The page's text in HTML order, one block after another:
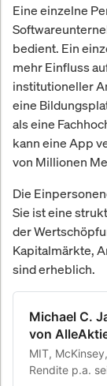
Eine einzelne
bedient. Ein
mehr Einfluss
institutioneller
eine
als eine
kann eine App
von Millionen
Die
Sie ist eine
der
Kapitalmärkte,
sind erheblich.
Michael C.
von
MIT,
Rendite p.a.